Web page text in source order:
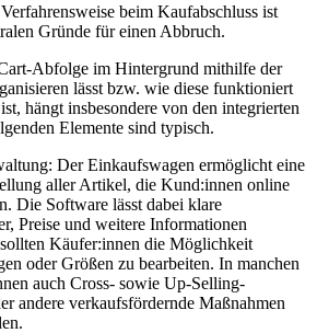
beim Kaufabschluss ist
Gründe für einen Abbruch.
Abfolge im Hintergrund mithilfe der
lässt bzw. wie diese funktioniert
hängt insbesondere von den integrierten
Elemente sind typisch.
Der Einkaufswagen ermöglicht eine
aller Artikel, die Kund:innen online
Die Software lässt dabei klare
Preise und weitere Informationen
Käufer:innen die Möglichkeit
oder Größen zu bearbeiten. In manchen
auch Cross- sowie Up-Selling-
andere verkaufsfördernde Maßnahmen